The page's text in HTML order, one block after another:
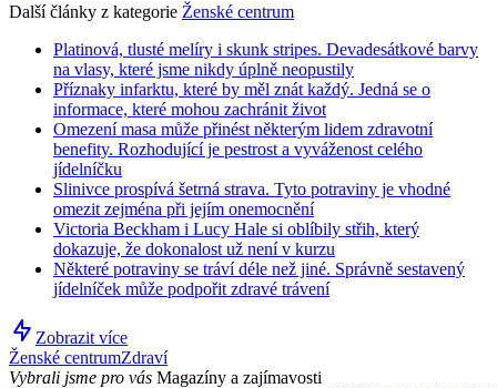
Další články z kategorie Ženské centrum
Platinová, tlusté melíry i skunk stripes. Devadesátkové barvy
na vlasy, které jsme nikdy úplně neopustily
Příznaky infarktu, které by měl znát každý. Jedná se o
informace, které mohou zachránit život
Omezení masa může přinést některým lidem zdravotní
benefity. Rozhodující je pestrost a vyváženost celého
jídelníčku
Slinivce prospívá šetrná strava. Tyto potraviny je vhodné
omezit zejména při jejím onemocnění
Victoria Beckham i Lucy Hale si oblíbily střih, který
dokazuje, že dokonalost už není v kurzu
Některé potraviny se tráví déle než jiné. Správně sestavený
jídelníček může podpořit zdravé trávení
Zobrazit více
Ženské centrumZdraví
Vybrali jsme pro vás Magazíny a zajímavosti